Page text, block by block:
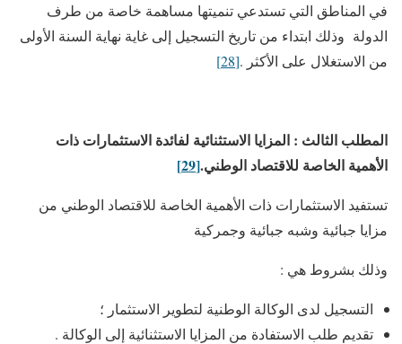
في المناطق التي تستدعي تنميتها مساهمة خاصة من طرف
الدولة وذلك ابتداء من تاريخ التسجيل إلى غاية نهاية السنة الأولى
من الاستغلال على الأكثر .[28]
المطلب الثالث : المزايا الاستثنائية لفائدة الاستثمارات ذات
الأهمية الخاصة للاقتصاد الوطني.[29]
تستفيد الاستثمارات ذات الأهمية الخاصة للاقتصاد الوطني من
مزايا جبائية وشبه جبائية وجمركية
وذلك بشروط هي :
التسجيل لدى الوكالة الوطنية لتطوير الاستثمار ؛
تقديم طلب الاستفادة من المزايا الاستثنائية إلى الوكالة .